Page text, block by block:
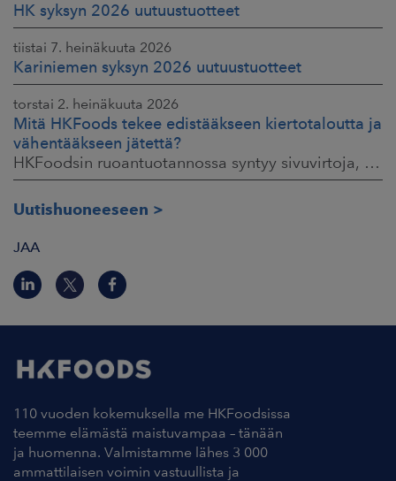
HK syksyn 2026 uutuustuotteet
tiistai 7. heinäkuuta 2026
Kariniemen syksyn 2026 uutuustuotteet
torstai 2. heinäkuuta 2026
Mitä HKFoods tekee edistääkseen kiertotaloutta ja
vähentääkseen jätettä?
HKFoodsin ruoantuotannossa syntyy sivuvirtoja, jotka sisältävät arvokkaita ainesosia. Niistä osa ohjataan jo muille teollisuuden aloille hyötykäyttöön
Uutishuoneeseen
JAA
110 vuoden kokemuksella me HKFoodsissa
teemme elämästä maistuvampaa – tänään
ja huomenna. Valmistamme lähes 3 000
ammattilaisen voimin vastuullista ja